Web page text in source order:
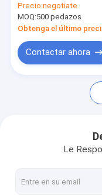
esenciales
perfumados florales
con sabor a fruta
Precio:negotiate
MOQ:500 pedazos
Obtenga el último
Contactar ahora
Le